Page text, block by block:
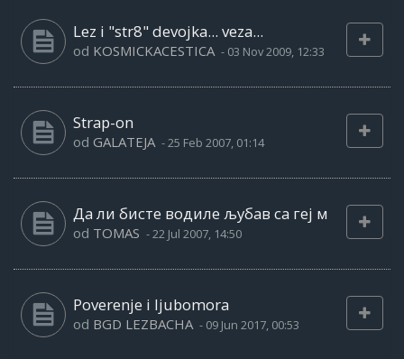
Lez i "str8" devojka... veza...
od KOSMICKACESTICA - 03 Nov 2009, 12:33
Strap-on
od GALATEJA -25 Feb 2007, 01:14
Да ли бисте водиле љубав са геј м
od TOMAS -22 Jul 2007, 14:50
Poverenje i ljubomora
od BGD LEZBACHA - 09 Jun 2017, 00:53